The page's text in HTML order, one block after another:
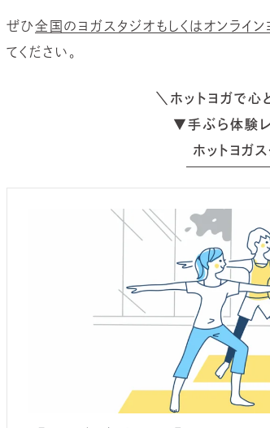
ぜひ全国のヨガスタジオもしくはオンライン
てください。
＼ホットヨガで心
▼手ぶら体験レ
ホットヨガ